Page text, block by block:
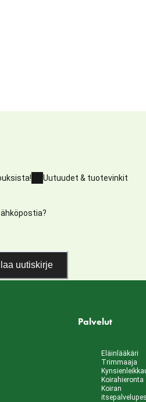
Uutuudet & tuotevinkit
uutiskirje
Palvelut
Eläinlääkäri
Trimmaaja
Koirahieronta
Koiran